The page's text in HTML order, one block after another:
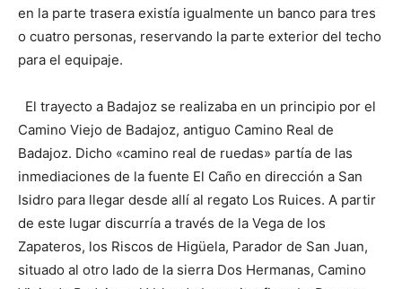
en la parte trasera existía igualmente un banco para tres
o cuatro personas, reservando la parte exterior del techo
para el equipaje.
El trayecto a Badajoz se realizaba en un principio por el
Camino Viejo de Badajoz, antiguo Camino Real de
Badajoz. Dicho «camino real de ruedas» partía de las
inmediaciones de la fuente El Caño en dirección a San
Isidro para llegar desde allí al regato Los Ruices. A partir
de este lugar discurría a través de la Vega de los
Zapateros, los Riscos de Higüela, Parador de San Juan,
situado al otro lado de la sierra Dos Hermanas, Camino